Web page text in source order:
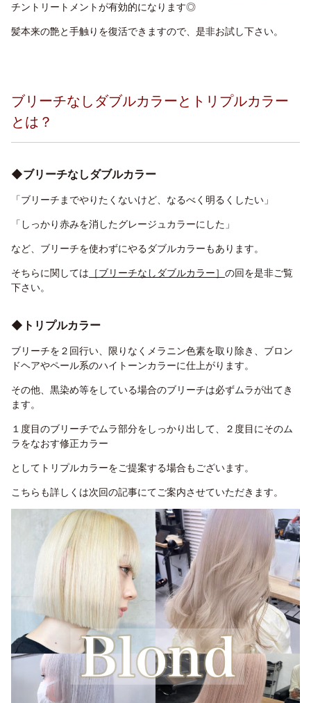
チントリートメントが有効的になります◎
髪本来の艶と手触りを復活できますので、是非お試し下さい。
ブリーチなしダブルカラーとトリプルカラー
とは？
◆ブリーチなしダブルカラー
「ブリーチまでやりたくないけど、なるべく明るくしたい」
「しっかり赤みを消したグレージュカラーにした」
など、ブリーチを使わずにやるダブルカラーもあります。
そちらに関しては ［ブリーチなしダブルカラー］ の回を是非ご覧
下さい。
◆トリプルカラー
ブリーチを２回行い、限りなくメラニン色素を取り除き、ブロン
ドヘアやペール系のハイトーンカラーに仕上がります。
その他、黒染め等をしている場合のブリーチは必ずムラが出てき
ます。
１度目のブリーチでムラ部分をしっかり出して、２度目にそのム
ラをなおす修正カラー
としてトリプルカラーをご提案する場合もございます。
こちらも詳しくは次回の記事にてご案内させていただきます。